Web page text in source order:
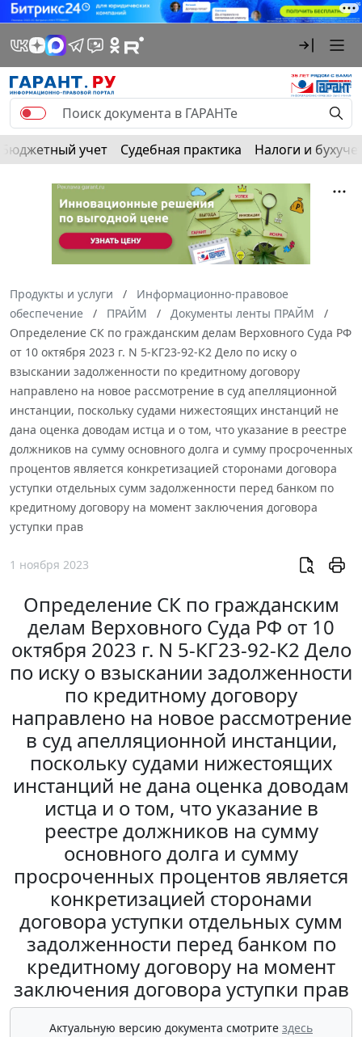
Бюджетный учет Судебная практика Налоги и
Продукты и услуги
Информационно-правовое
обеспечение
ПРАЙМ
Документы ленты ПРАЙМ
Определение СК по гражданским делам Верховного Суда РФ
от 10 октября 2023 г. N 5-КГ23-92-К2 Дело по иску о
взыскании задолженности по кредитному договору
направлено на новое рассмотрение в суд апелляционной
инстанции, поскольку судами нижестоящих инстанций не
дана оценка доводам истца и о том, что указание в реестре
должников на сумму основного долга и сумму просроченных
процентов является конкретизацией сторонами договора
уступки отдельных сумм задолженности перед банком по
кредитному договору на момент заключения договора
уступки прав
1 ноября 2023
Определение СК по гражданским
делам Верховного Суда РФ от 10
октября 2023 г. N 5-КГ23-92-К2 Дело
по иску о взыскании задолженности
по кредитному договору
направлено на новое рассмотрение
в суд апелляционной инстанции,
поскольку судами нижестоящих
инстанций не дана оценка доводам
истца и о том, что указание в
реестре должников на сумму
основного долга и сумму
просроченных процентов является
конкретизацией сторонами
договора уступки отдельных сумм
задолженности перед банком по
кредитному договору на момент
заключения договора уступки прав
Актуальную версию документа смотрите здесь